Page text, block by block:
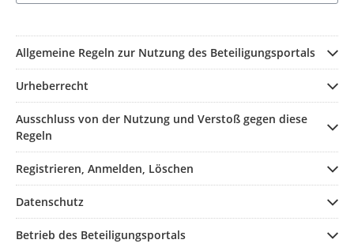
Allgemeine Regeln zur Nutzung des Beteiligungsportals
Urheberrecht
Ausschluss von der Nutzung und Verstoß gegen diese
Regeln
Registrieren, Anmelden, Löschen
Datenschutz
Betrieb des Beteiligungsportals